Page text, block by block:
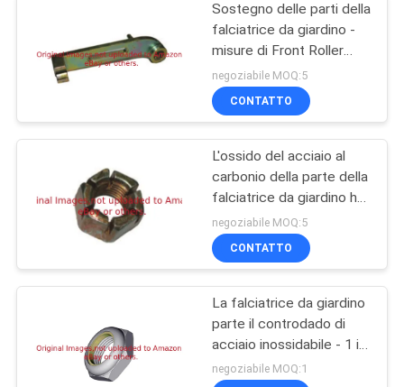
Guarnizioni della
falciatrice da
giardino
83
Filtri dalla falciatrice
da giardino
61
Sostegno delle parti della
falciatrice da giardino -
misure di Front Roller
G3008438 per Jacobsen
negoziabile MOQ:5
CONTATTO
L'ossido del acciaio al
carbonio della parte della
falciatrice da giardino ha
scanalato la testa
esagonale che il dado
G445684 misura
negoziabile MOQ:5
CONTATTO
La falciatrice da giardino
parte il controdado di
acciaio inossidabile - 1 in
14 G2810096 per
negoziabile MOQ:1